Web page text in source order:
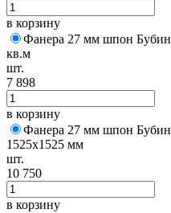
в корзину
Фанера 27 мм шпон
кв.м
шт.
7 898
в корзину
Фанера 27 мм шпон
1525х1525 мм
шт.
10 750
в корзину